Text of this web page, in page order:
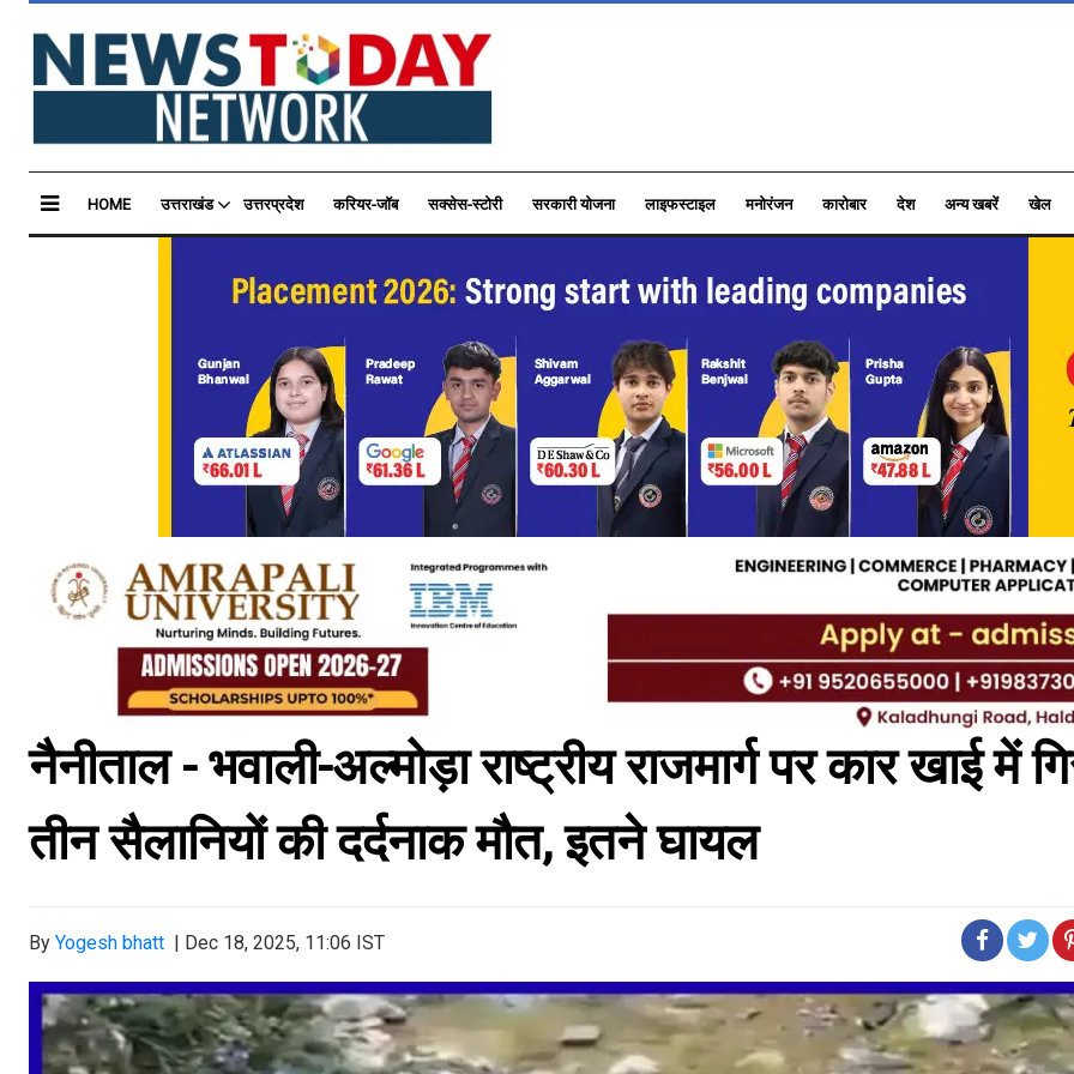
HOME उत्तराखंड उत्तरप्रदेश करियर-जॉब सक्सेस-स्टोरी सरकारी योजना लाइफस्टाइल मनोरंजन कारोबार देश अन्य खबरें खेल
नैनीताल - भवाली-अल्मोड़ा राष्ट्रीय राजमार्ग पर कार खाई में
तीन सैलानियों की दर्दनाक मौत, इतने घायल
By Yogesh bhatt | Dec 18, 2025, 11:06 IST